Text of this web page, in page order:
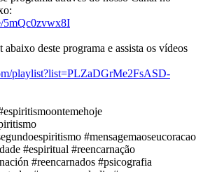
5mQc0zvwx8I
deste programa e assista os vídeos
playlist?list=PLZaDGrMe2FsASD-
#mensagemaoseucoracao
#espiritual #reencarnação
#reencarnados #psicografia